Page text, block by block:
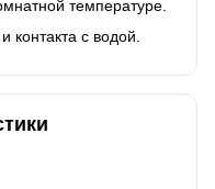
температуре.
контакта с водой.